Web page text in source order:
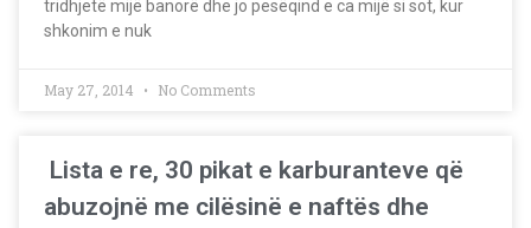
tridhjetë mijë banorë dhe jo pesëqind e ca mijë si sot, kur
shkonim e nuk
May 27, 2014 No Comments
Lista e re, 30 pikat e karburanteve që
abuzojnë me cilësinë e naftës dhe